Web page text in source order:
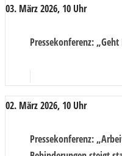
03. März 2026, 10 Uhr
Pressekonferenz:
02. März 2026, 10 Uhr
Pressekonferenz: